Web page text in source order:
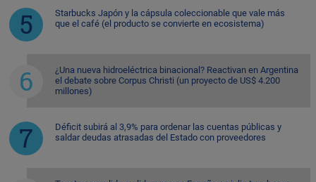
Starbucks Japón y la cápsula coleccionable que vale más
que el café (el producto se convierte en ecosistema)
¿Una nueva hidroeléctrica binacional? Reactivan en Argentina
el debate sobre Corpus Christi (un proyecto de US$ 4.200
millones)
Déficit subirá al 3,9% para ordenar las cuentas públicas y
saldar deudas atrasadas del Estado con proveedores